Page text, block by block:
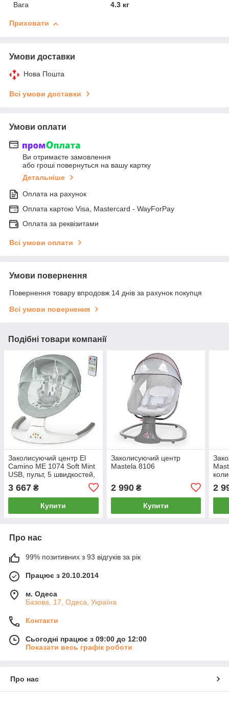
Вага
4.3 кг
Приховати
Умови доставки
Нова Пошта
Всі умови доставки
Умови оплати
Ви отримаєте замовлення
або гроші повернуться на вашу картку
Детальніше
Оплата на рахунок
Оплата картою Visa, Mastercard - WayForPay
Оплата за реквізитами
Всі умови оплати
Умови повернення
Повернення товару впродовж 14 днів за рахунок покупця
Всі умови повернення
Подібні товари компанії
Заколисуючий центр El
Camino ME 1074 Soft Mint
USB, пульт, 5 швидкостей,
М'ятний
3 667 ₴
Купити
Заколисуючий центр
Mastela 8106
2 990₴
Купити
2
Про нас
99% позитивних з 93 відгуків за рік
Працює з 20.10.2014
м. Одеса
Базова, 17, Одеса, Україна
Контакти
Сьогодні працює з 09:00 до 12:00
Показати весь графік роботи
Про нас